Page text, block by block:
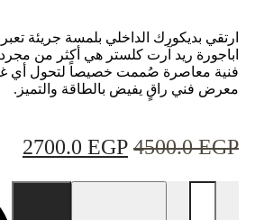
ارتقي بديكورك الداخلي بلمسة جريئة
اباجورة ريد آرت كلستر هي أكثر من مجرد
فنية معاصرة صُممت خصيصاً لتحول أي
معرض فني راقٍ يفيض بالطاقة والتميز.
4500.0EGP
2700.0 EGP